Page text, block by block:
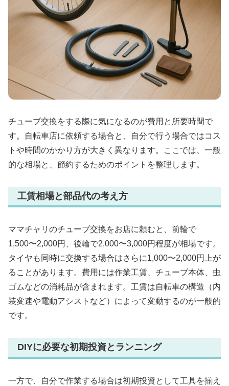
チューブ交換をする際に気になるのが費用と所要時間で
す。自転車店に依頼する場合と、自分で行う場合ではコス
トや時間のかかり方が大きく異なります。ここでは、一般
的な相場と、節約するためのポイントを整理します。
工賃相場と部品代の考え方
ママチャリのチューブ交換をお店に頼むと、前輪で
1,500〜2,000円、後輪で2,000〜3,000円程度が相場です。
タイヤも同時に交換する場合はさらに1,000〜2,000円上が
ることがあります。費用には作業工賃、チューブ本体、虫
ゴムなどの消耗品が含まれます。工賃は自転車の構造（内
装変速や電動アシストなど）によって変動するのが一般的
です。
DIYに必要な初期投資とランニング
一方で、自分で作業する場合は初期投資として工具を揃え